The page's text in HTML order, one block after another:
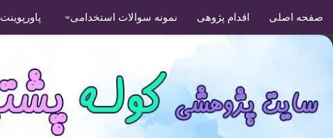
صفحه اصلی اقدام پژوهی نمونه سوالات استخدامی